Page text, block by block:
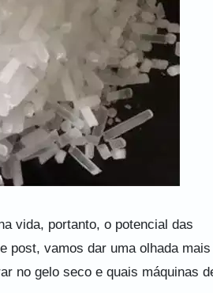
vida, portanto, o potencial das
post, vamos dar uma olhada mais
no gelo seco e quais máquinas